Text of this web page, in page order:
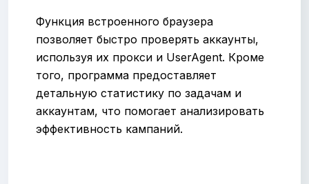
Функция встроенного браузера
позволяет быстро проверять аккаунты,
используя их прокси и UserAgent. Кроме
того, программа предоставляет
детальную статистику по задачам и
аккаунтам, что помогает анализировать
эффективность кампаний.